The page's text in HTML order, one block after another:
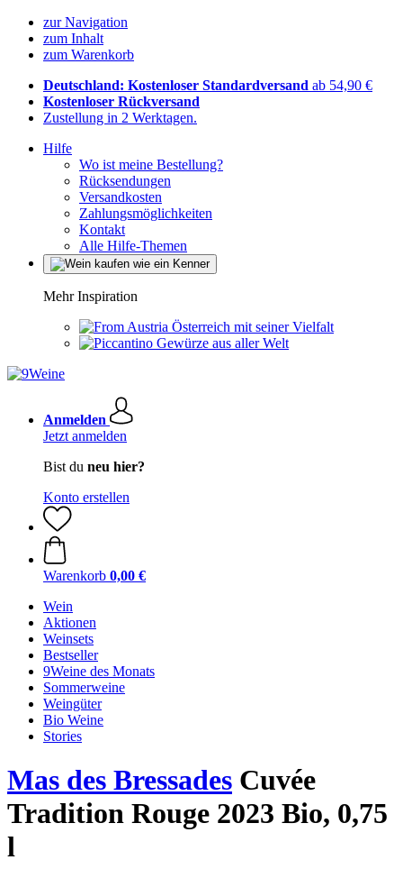
zur Navigation
zum Inhalt
zum Warenkorb
Deutschland: Kostenloser Standardversand ab 54,90 €
Kostenloser Rückversand
Zustellung in 2 Werktagen.
Hilfe
Wo ist meine Bestellung?
Rücksendungen
Versandkosten
Zahlungsmöglichkeiten
Kontakt
Alle Hilfe-Themen
Mehr Inspiration
Österreich mit seiner Vielfalt
Gewürze aus aller Welt
Anmelden
Jetzt anmelden
Bist du neu hier?
Konto erstellen
Warenkorb 0,00 €
Wein
Aktionen
Weinsets
Bestseller
9Weine des Monats
Sommerweine
Weingüter
Bio Weine
Stories
Mas des Bressades Cuvée
Tradition Rouge 2023 Bio, 0,75
l